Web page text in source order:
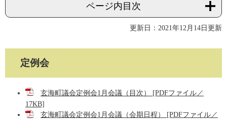
ページ内目次
更新日：2021年12月14日更新
定例会
玄海町議会定例会1月会議（目次） [PDFファイル／
17KB]
玄海町議会定例会1月会議（会期日程） [PDFファイル／